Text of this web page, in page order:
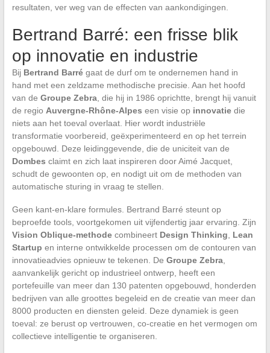
resultaten, ver weg van de effecten van aankondigingen.
Bertrand Barré: een frisse blik
op innovatie en industrie
Bij Bertrand Barrégaat de durf om te ondernemen hand in
hand met een zeldzame methodische precisie. Aan het hoofd
van de Groupe Zebra, die hij in 1986 oprichtte, brengt hij vanuit
de regio Auvergne-Rhône-Alpes een visie op innovatiedie
niets aan het toeval overlaat. Hier wordt industriële
transformatie voorbereid, geëxperimenteerd en op het terrein
opgebouwd. Deze leidinggevende, die de uniciteit van de
Dombes claimt en zich laat inspireren door Aimé Jacquet,
schudt de gewoonten op, en nodigt uit om de methoden van
automatische sturing in vraag te stellen.
Geen kant-en-klare formules. Bertrand Barré steunt op
beproefde tools, voortgekomen uit vijfendertig jaar ervaring. Zijn
Vision Oblique-methodecombineert Design Thinking
Lean
Startup en interne ontwikkelde processen om de contouren van
innovatieadvies opnieuw te tekenen. De Groupe Zebra,
aanvankelijk gericht op industrieel ontwerp, heeft een
portefeuille van meer dan 130 patenten opgebouwd, honderden
bedrijven van alle groottes begeleid en de creatie van meer dan
8000 producten en diensten geleid. Deze dynamiek is geen
toeval: ze berust op vertrouwen, co-creatie en het vermogen om
collectieve intelligentie te organiseren.